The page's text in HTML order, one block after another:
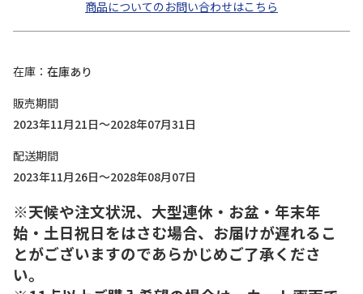
商品についてのお問い合わせはこちら
在庫
在庫あり
販売期間
2023年11月21日～2028年07月31日
配送期間
2023年11月26日～2028年08月07日
※天候や注文状況、大型連休・お盆・年末年
始・土日祝日をはさむ場合、お届けが遅れるこ
とがございますのであらかじめご了承くださ
い。